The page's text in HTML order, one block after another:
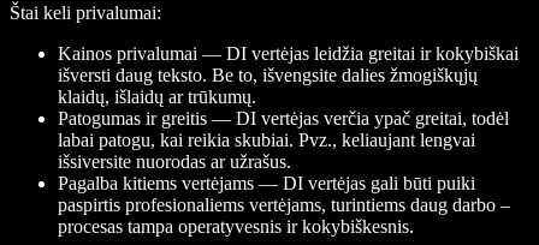
Štai keli privalumai:
Kainos privalumai — DI vertėjas leidžia greitai ir kokybiškai
išversti daug teksto. Be to, išvengsite dalies žmogiškųjų
klaidų, išlaidų ar trūkumų.
Patogumas ir greitis — DI vertėjas verčia ypač greitai, todėl
labai patogu, kai reikia skubiai. Pvz., keliaujant lengvai
išsiversite nuorodas ar užrašus.
Pagalba kitiems vertėjams — DI vertėjas gali būti puiki
paspirtis profesionaliems vertėjams, turintiems daug darbo –
procesas tampa operatyvesnis ir kokybiškesnis.